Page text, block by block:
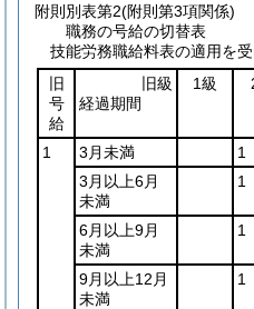
附則別表第2(附則第3項関係)
職務の号給の切替表
技能労務職給料表の適用を
旧
号
給
旧級
経過期間
1級
1 3月未満 1
3月以上6月
未満
1
6月以上9月
未満
1
9月以上12月
未満
1